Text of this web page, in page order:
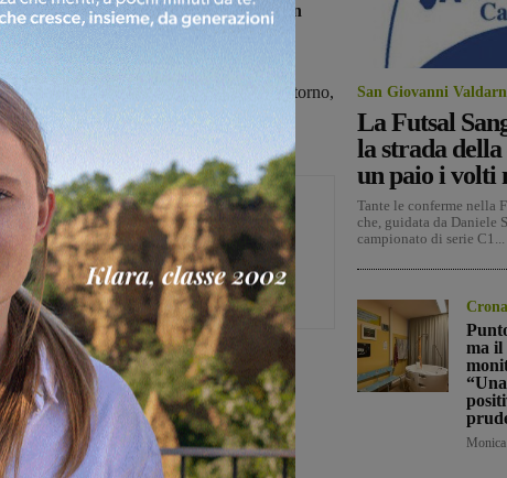
59 sul Sancat mentre laCpf Automation
81-68 a Sansepolcro.
di recupero della seconda giornata di ritorno,
season.
Bossini
San Giovanni
La Futsal
la strada
un paio i volti
Tante le conferme nella
che, guidata da Daniele
campionato di serie C1...
ma il